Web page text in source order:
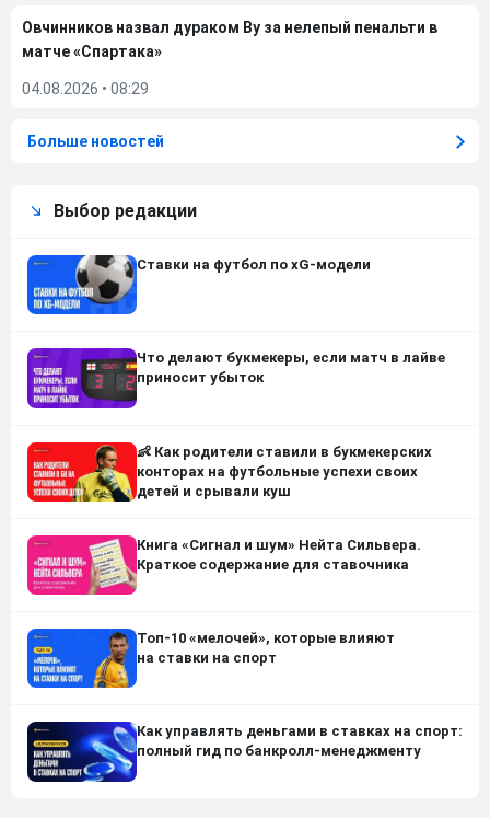
Овчинников назвал дураком Ву за нелепый пенальти в
матче «Спартака»
04.08.2026 • 08:29
Больше новостей
Выбор редакции
Ставки на футбол по xG-модели
Что делают букмекеры, если матч в лайве
приносит убыток
👶 Как родители ставили в букмекерских
конторах на футбольные успехи своих
детей и срывали куш
Книга «Сигнал и шум» Нейта Сильвера.
Краткое содержание для ставочника
Топ-10 «мелочей», которые влияют
на ставки на спорт
Как управлять деньгами в ставках на спорт:
полный гид по банкролл-менеджменту